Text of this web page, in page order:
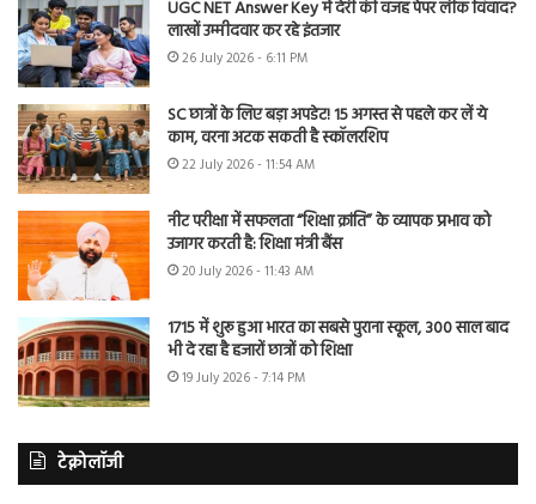
UGC NET Answer Key में देरी की वजह पेपर लीक विवाद?
लाखों उम्मीदवार कर रहे इंतजार
26 July 2026 - 6:11 PM
SC छात्रों के लिए बड़ा अपडेट! 15 अगस्त से पहले कर लें ये
काम, वरना अटक सकती है स्कॉलरशिप
22 July 2026 - 11:54 AM
नीट परीक्षा में सफलता “शिक्षा क्रांति” के व्यापक प्रभाव को
उजागर करती है: शिक्षा मंत्री बैंस
20 July 2026 - 11:43 AM
1715 में शुरू हुआ भारत का सबसे पुराना स्कूल, 300 साल बाद
भी दे रहा है हजारों छात्रों को शिक्षा
19 July 2026 - 7:14 PM
टेक्नोलॉजी